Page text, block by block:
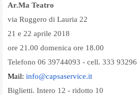
Ar.Ma Teatro
via Ruggero di Lauria 22
21 e 22 aprile 2018
ore 21.00 domenica ore 18.00
Telefono 06 39744093 - cell. 333
Mail: info@capsaservice.it
Biglietti. Intero 12 - ridotto 10